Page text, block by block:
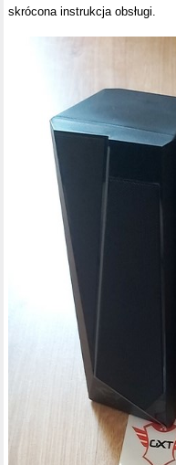
skrócona instrukcja obsługi.